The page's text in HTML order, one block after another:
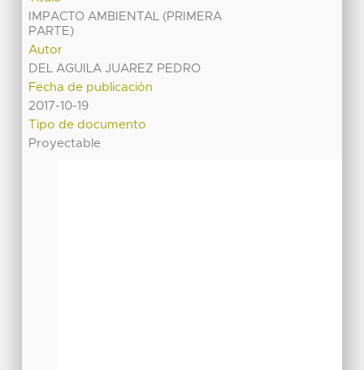
IMPACTO AMBIENTAL (PRIMERA
PARTE)
Autor
DEL AGUILA JUAREZ PEDRO
Fecha de publicación
2017-10-19
Tipo de documento
Proyectable